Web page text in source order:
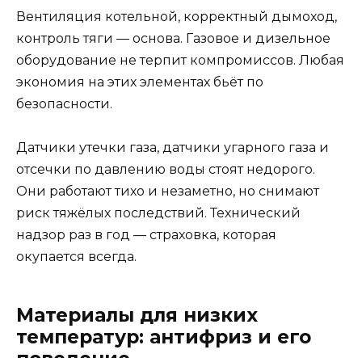
Вентиляция котельной, корректный дымоход,
контроль тяги — основа. Газовое и дизельное
оборудование не терпит компромиссов. Любая
экономия на этих элементах бьёт по
безопасности.
Датчики утечки газа, датчики угарного газа и
отсечки по давлению воды стоят недорого.
Они работают тихо и незаметно, но снимают
риск тяжёлых последствий. Технический
надзор раз в год — страховка, которая
окупается всегда.
Материалы для низких
температур: антифриз и его